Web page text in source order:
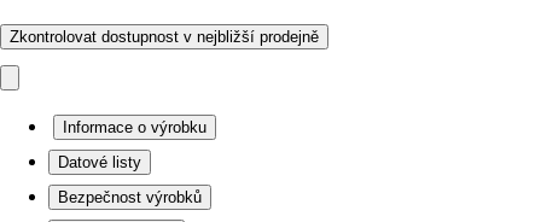
Zkontrolovat dostupnost v nejbližší prodejně
Informace o výrobku
Datové listy
Bezpečnost výrobků